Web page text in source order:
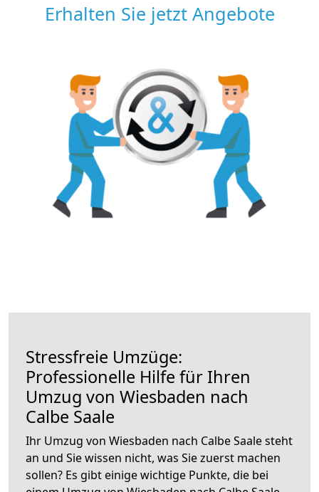
Erhalten Sie jetzt Angebote
Stressfreie Umzüge:
Professionelle Hilfe für Ihren
Umzug von Wiesbaden nach
Calbe Saale
Ihr Umzug von Wiesbaden nach Calbe Saale steht
an und Sie wissen nicht, was Sie zuerst machen
sollen? Es gibt einige wichtige Punkte, die bei